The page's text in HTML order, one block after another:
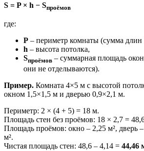
S = P × h − Sпроёмов
где:
P – периметр комнаты (сумма длин
h – высота потолка,
Sпроёмов – суммарная площадь
они не отделываются).
Пример. Комната 4×5 м с высотой
окном 1,5×1,5 м и дверью 0,9×2,1 м.
Периметр: 2 × (4 + 5) = 18 м.
Площадь стен без проёмов: 18 × 2,7 =
Площадь проёмов: окно – 2,25 м², дверь
м².
Чистая площадь стен: 48,6 – 4,14 = 44,46